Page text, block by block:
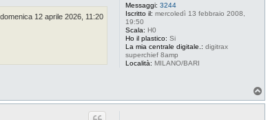
Messaggi: 3244
Iscritto il: mercoledì 13 febbraio 2008,
19:50
Scala: H0
Ho il plastico: Si
La mia centrale digitale.: digitrax
superchief 8amp
Località: MILANO/BARI
domenica 12 aprile 2026, 11:20
o